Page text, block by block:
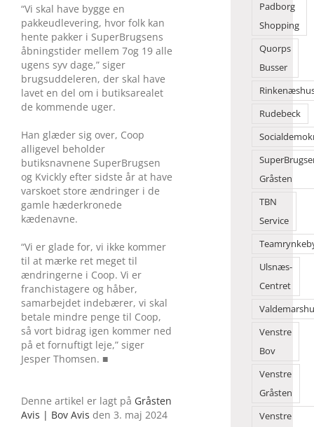
“Vi skal have bygge en
pakkeudlevering, hvor folk kan
hente pakker i SuperBrugsens
åbningstider mellem 7og 19 alle
ugens syv dage,” siger
brugsuddeleren, der skal have
lavet en del om i butiksarealet
de kommende uger.
Han glæder sig over, Coop
alligevel beholder
butiksnavnene SuperBrugsen
og Kvickly efter sidste år at have
varskoet store ændringer i de
gamle hæderkronede
kædenavne.
“Vi er glade for, vi ikke kommer
til at mærke ret meget til
ændringerne i Coop. Vi er
franchistagere og håber,
samarbejdet indebærer, vi skal
betale mindre penge til Coop,
så vort bidrag igen kommer ned
på et fornuftigt leje,” siger
Jesper Thomsen. ■
Denne artikel er lagt på Gråsten
Avis | Bov Avis den 3. maj 2024
Padborg
Shopping
Quorps
Busser
Rudebeck
Gråsten
TBN
Service
Ulsnæs-
Centret
Venstre
Bov
Venstre
Gråsten
Venstre